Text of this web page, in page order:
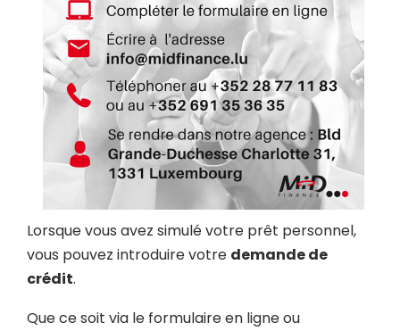
Lorsque vous avez simulé votre prêt personnel,
vous pouvez introduire votre demande de
crédit.
Que ce soit via le formulaire en ligne ou